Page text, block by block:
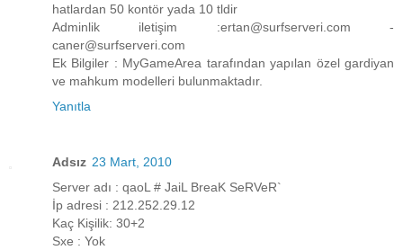
hatlardan 50 kontör yada 10 tldir
Adminlik iletişim :ertan@surfserveri.com -
caner@surfserveri.com
Ek Bilgiler : MyGameArea tarafından yapılan özel gardiyan
ve mahkum modelleri bulunmaktadır.
Yanıtla
Adsız 23 Mart, 2010
Server adı : qaoL # JaiL BreaK SeRVeR`
İp adresi : 212.252.29.12
Kaç Kişilik: 30+2
Sxe : Yok